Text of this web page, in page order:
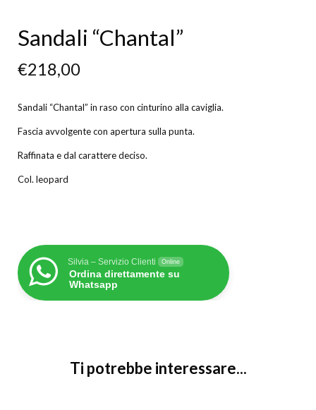
Sandali “Chantal”
€218,00
Sandali “Chantal” in raso con cinturino alla caviglia.
Fascia avvolgente con apertura sulla punta.
Raffinata e dal carattere deciso.
Col. leopard
Silvia – Servizio Clienti Online
Ordina direttamente su
Whatsapp
Ti potrebbe interessare...